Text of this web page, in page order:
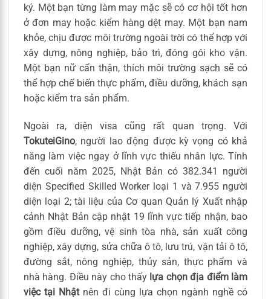
ký. Một bạn từng làm may mặc sẽ có cơ hội tốt hơn
ở đơn may hoặc kiểm hàng dệt may. Một bạn nam
khỏe, chịu được môi trường ngoài trời có thể hợp với
xây dựng, nông nghiệp, bảo trì, đóng gói kho vận.
Một bạn nữ cẩn thận, thích môi trường sạch sẽ có
thể hợp chế biến thực phẩm, điều dưỡng, khách sạn
hoặc kiểm tra sản phẩm.
Ngoài ra, diện visa cũng rất quan trọng. Với
TokuteiGino, người lao động được kỳ vọng có khả
năng làm việc ngay ở lĩnh vực thiếu nhân lực. Tính
đến cuối năm 2025, Nhật Bản có 382.341 người
diện Specified Skilled Worker loại 1 và 7.955 người
diện loại 2; tài liệu của Cơ quan Quản lý Xuất nhập
cảnh Nhật Bản cập nhật 19 lĩnh vực tiếp nhận, bao
gồm điều dưỡng, vệ sinh tòa nhà, sản xuất công
nghiệp, xây dựng, sửa chữa ô tô, lưu trú, vận tải ô tô,
đường sắt, nông nghiệp, thủy sản, thực phẩm và
nhà hàng. Điều này cho thấy lựa chọn địa điểm làm
việc tại Nhậtnên đi cùng lựa chọn ngành nghề có